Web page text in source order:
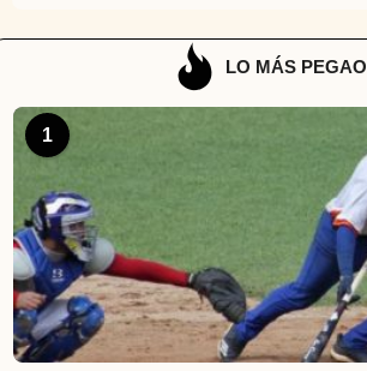
LO MÁS PEGAO
1